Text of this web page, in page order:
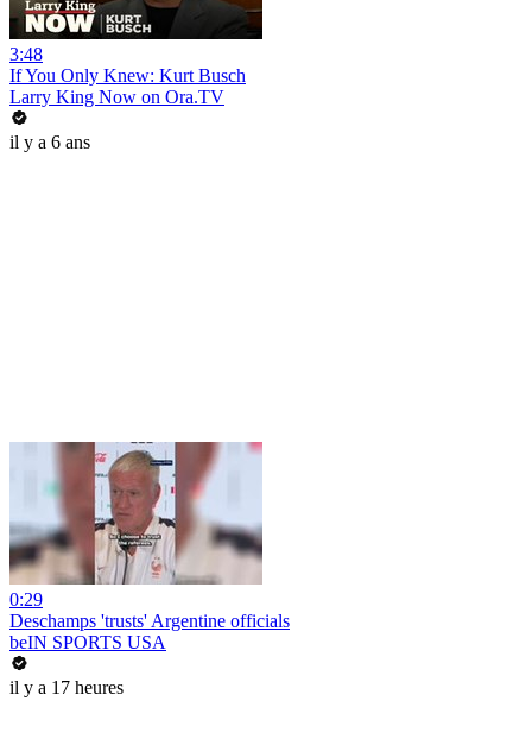
3:48
If You Only Knew: Kurt Busch
Larry King Now on Ora.TV
il y a 6 ans
0:29
Deschamps 'trusts' Argentine officials
beIN SPORTS USA
il y a 17 heures